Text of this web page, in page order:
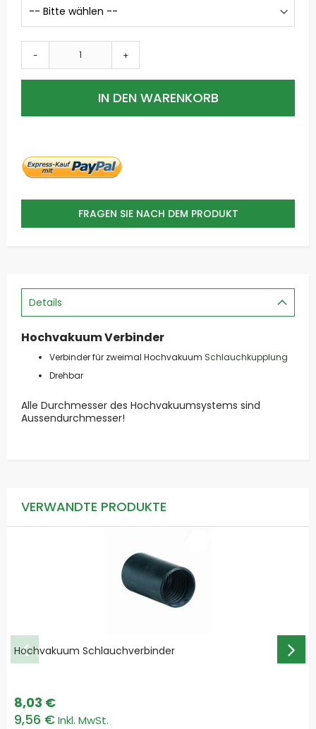
- +
IN DEN WARENKORB
FRAGEN SIE NACH DEM PRODUKT
Details
Hochvakuum Verbinder
Verbinder für zweimal Hochvakuum Schlauchkupplung
Drehbar
Alle Durchmesser des Hochvakuumsystems sind
Aussendurchmesser!
VERWANDTE PRODUKTE
Hochvakuum Schlauchverbinder
9,56 €
8,03 €